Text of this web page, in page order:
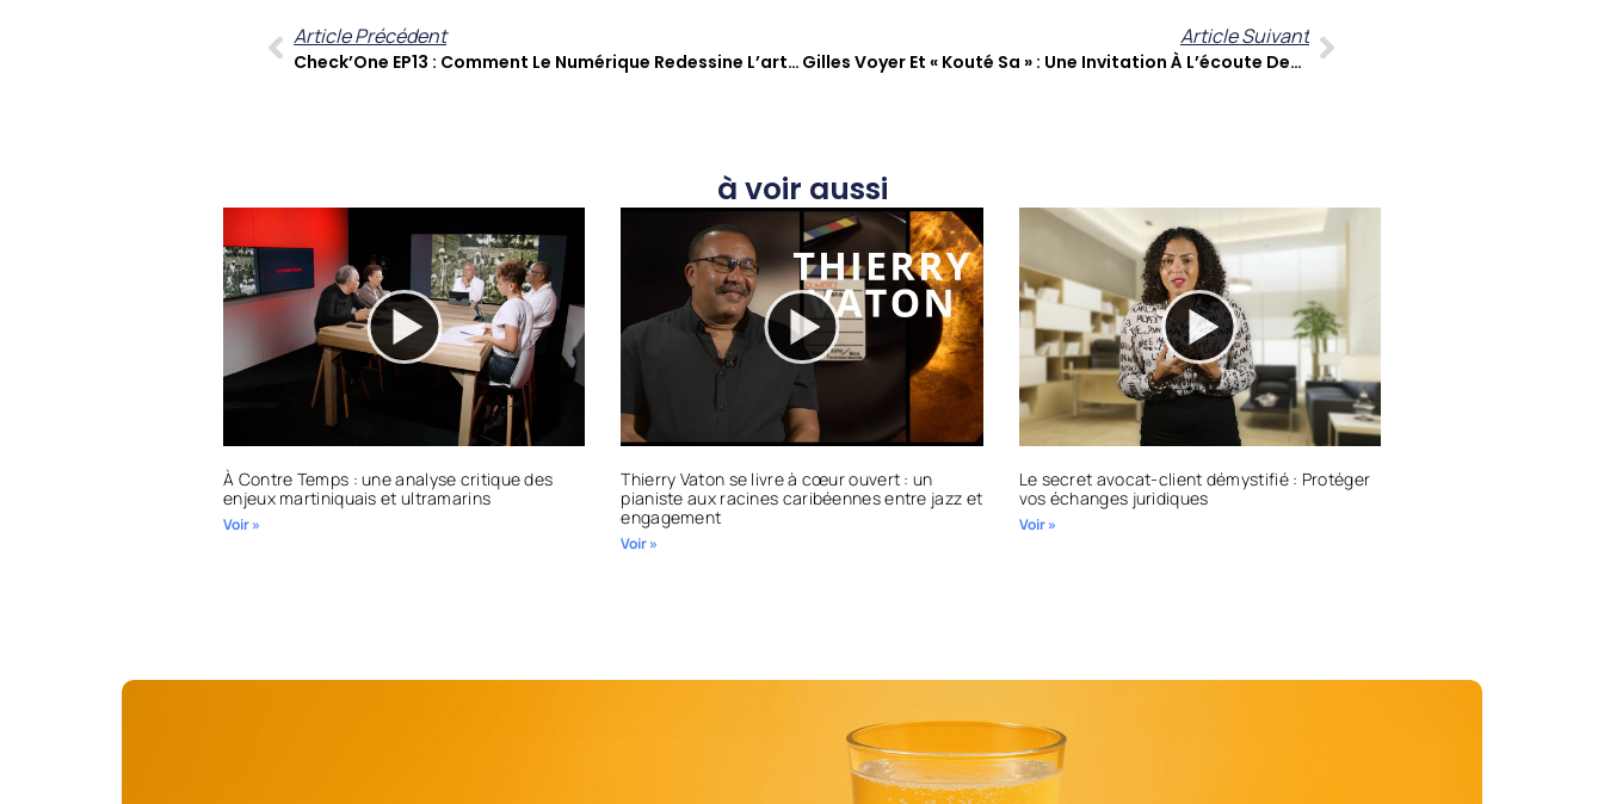
Article Précédent
Check’One EP13 : Comment Le Numérique Redessine L’art Et La Culture Martiniquaise Avec TheCollabStudio Et Bele An Wout
Article Suivant
Gilles Voyer Et « Kouté Sa » : Une Invitation À L’écoute Des Réalités Caribéennes
à voir aussi
À Contre Temps : une analyse critique des
enjeux martiniquais et ultramarins
Voir »
Thierry Vaton se livre à cœur ouvert : un
pianiste aux racines caribéennes entre jazz et
engagement
Voir »
Le secret avocat-client démystifié : Protéger
vos échanges juridiques
Voir »